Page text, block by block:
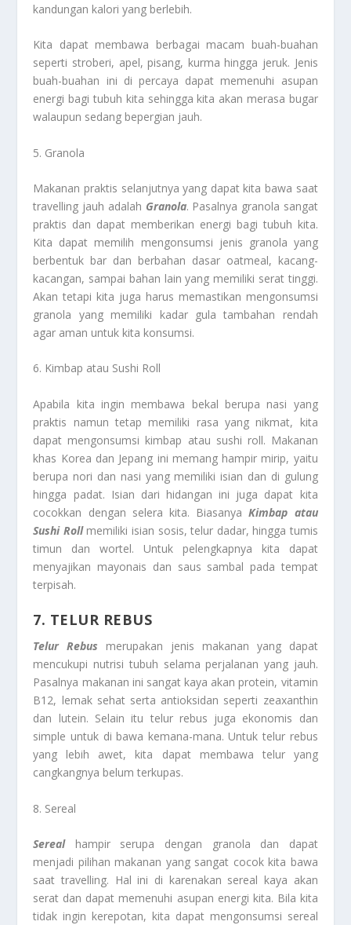
kandungan kalori yang berlebih.
Kita dapat membawa berbagai macam buah-buahan
seperti stroberi, apel, pisang, kurma hingga jeruk. Jenis
buah-buahan ini di percaya dapat memenuhi asupan
energi bagi tubuh kita sehingga kita akan merasa bugar
walaupun sedang bepergian jauh.
5. Granola
Makanan praktis selanjutnya yang dapat kita bawa saat
travelling jauh adalah Granola. Pasalnya granola sangat
praktis dan dapat memberikan energi bagi tubuh kita.
Kita dapat memilih mengonsumsi jenis granola yang
berbentuk bar dan berbahan dasar oatmeal, kacang-
kacangan, sampai bahan lain yang memiliki serat tinggi.
Akan tetapi kita juga harus memastikan mengonsumsi
granola yang memiliki kadar gula tambahan rendah
agar aman untuk kita konsumsi.
6. Kimbap atau Sushi Roll
Apabila kita ingin membawa bekal berupa nasi yang
praktis namun tetap memiliki rasa yang nikmat, kita
dapat mengonsumsi kimbap atau sushi roll. Makanan
khas Korea dan Jepang ini memang hampir mirip, yaitu
berupa nori dan nasi yang memiliki isian dan di gulung
hingga padat. Isian dari hidangan ini juga dapat kita
cocokkan dengan selera kita. BiasanyaKimbap atau
Sushi Rollmemiliki isian sosis, telur dadar, hingga tumis
timun dan wortel. Untuk pelengkapnya kita dapat
menyajikan mayonais dan saus sambal pada tempat
terpisah.
7. TELUR REBUS
Telur Rebus merupakan jenis makanan yang dapat
mencukupi nutrisi tubuh selama perjalanan yang jauh.
Pasalnya makanan ini sangat kaya akan protein, vitamin
B12, lemak sehat serta antioksidan seperti zeaxanthin
dan lutein. Selain itu telur rebus juga ekonomis dan
simple untuk di bawa kemana-mana. Untuk telur rebus
yang lebih awet, kita dapat membawa telur yang
cangkangnya belum terkupas.
8. Sereal
Sereal
hampir serupa dengan granola dan dapat
menjadi pilihan makanan yang sangat cocok kita bawa
saat travelling. Hal ini di karenakan sereal kaya akan
serat dan dapat memenuhi asupan energi kita. Bila kita
tidak ingin kerepotan, kita dapat mengonsumsi sereal